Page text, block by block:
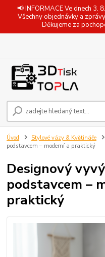
📢 INFORMACE Ve dnech 3.
Všechny objednávky a
Děkujeme za
Úvod Stylové vázy & Květináče
podstavcem – moderní a praktický
Designový
podstavcem –
praktický